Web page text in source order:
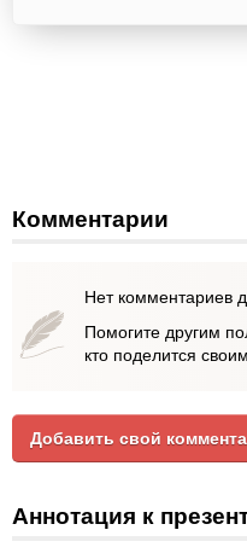
Комментарии
Нет комментариев
Помогите другим
кто поделится
Добавить свой
Аннотация к